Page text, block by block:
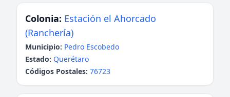
Colonia: Estación el Ahorcado
(Ranchería)
Municipio: Pedro Escobedo
Estado: Querétaro
Códigos Postales: 76723